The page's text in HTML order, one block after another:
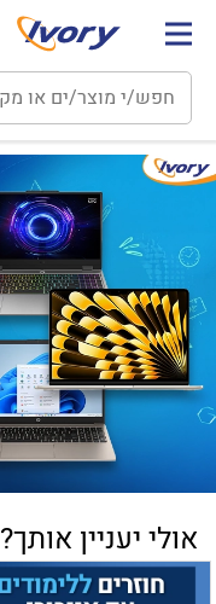
אולי יעניין אותך?